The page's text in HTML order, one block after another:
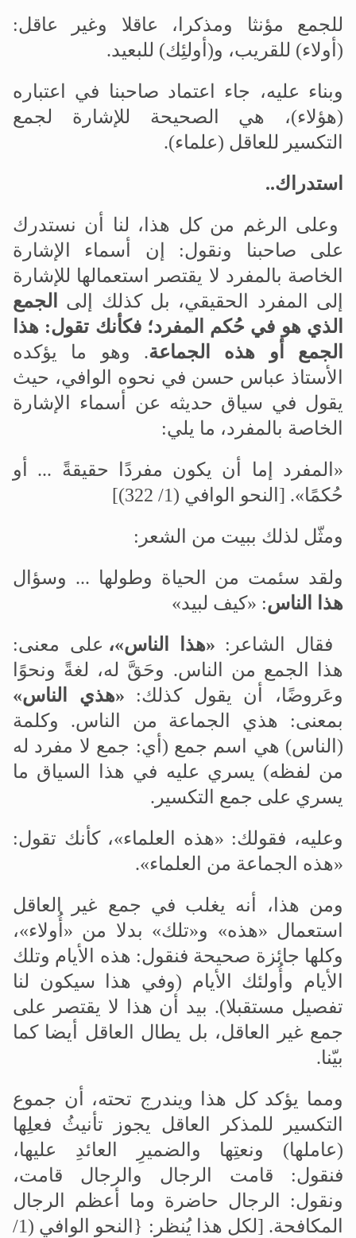
للجمع مؤنثا ومذكرا، عاقلا وغير عاقل:
(أولاء) للقريب، و(أولئِك) للبعيد.
وبناء عليه، جاء اعتماد صاحبنا في اعتباره
(هؤلاء)، هي الصحيحة للإشارة لجمع
التكسير للعاقل (علماء).
استدراك..
وعلى الرغم من كل هذا، لنا أن نستدرك
على صاحبنا ونقول: إن أسماء الإشارة
الخاصة بالمفرد لا يقتصر استعمالها للإشارة
إلى المفرد الحقيقي، بل كذلك إلى
الجمع
الذي هو في حُكم المفرد؛ فكأنك تقول: هذا
الجمع أو هذه الجماعة. وهو ما يؤكده
الأستاذ عباس حسن في نحوه الوافي، حيث
يقول في سياق حديثه عن أسماء الإشارة
الخاصة بالمفرد، ما يلي:
«المفرد إما أن يكون مفردًا حقيقةً ... أو
حُكمًا». [النحو الوافي (1/ 322)]
ومثّل لذلك ببيت من الشعر:
ولقد سئمت من الحياة وطولها ... وسؤال
هذا الناس: «كيف لبيد»
فقال الشاعر: «هذا الناس»، على معنى:
هذا الجمع من الناس. وحَقَّ له، لغةً ونحوًا
وعَروضًا، أن يقول كذلك: «هذي الناس»
بمعنى: هذي الجماعة من الناس. وكلمة
(الناس) هي اسم جمع (أي: جمع لا مفرد له
من لفظه) يسري عليه في هذا السياق ما
يسري على جمع التكسير.
وعليه، فقولك: «هذه العلماء»، كأنك تقول:
«هذه الجماعة من العلماء».
ومن هذا، أنه يغلب في جمع غير العاقل
استعمال «هذه» و«تلك» بدلا من «أُولاء»،
وكلها جائزة صحيحة فنقول: هذه الأيام وتلك
الأيام وأُولئك الأيام (وفي هذا سيكون لنا
تفصيل مستقبلا). بيد أن هذا لا يقتصر على
جمع غير العاقل، بل يطال العاقل أيضا كما
بيّنا.
ومما يؤكد كل هذا ويندرج تحته، أن جموع
التكسير للمذكر العاقل يجوز تأنيثُ فعلِها
(عاملها) ونعتِها والضميرِ العائدِ عليها،
فنقول: قامت الرجال والرجال قامت،
ونقول: الرجال حاضرة وما أعظم الرجال
المكافحة. [لكل هذا يُنظر: {النحو الوافي (1/